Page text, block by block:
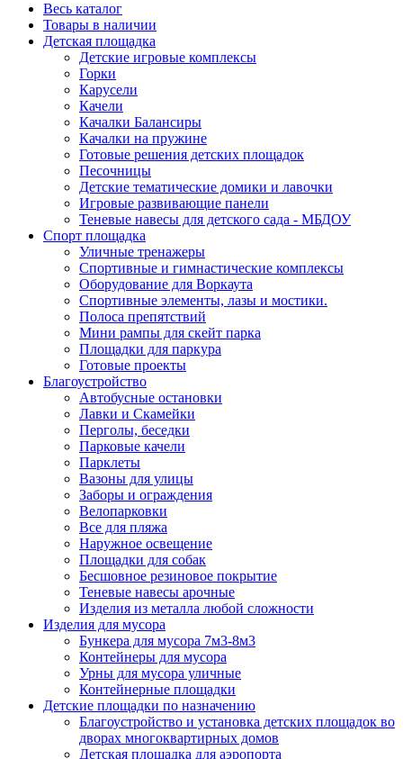
Весь каталог
Товары в наличии
Детская площадка
Детские игровые комплексы
Горки
Карусели
Качели
Качалки Балансиры
Качалки на пружине
Готовые решения детских площадок
Песочницы
Детские тематические домики и лавочки
Игровые развивающие панели
Теневые навесы для детского сада - МБДОУ
Спорт площадка
Уличные тренажеры
Спортивные и гимнастические комплексы
Оборудование для Воркаута
Спортивные элементы, лазы и мостики.
Полоса препятствий
Мини рампы для скейт парка
Площадки для паркура
Готовые проекты
Благоустройство
Автобусные остановки
Лавки и Скамейки
Перголы, беседки
Парковые качели
Парклеты
Вазоны для улицы
Заборы и ограждения
Велопарковки
Все для пляжа
Наружное освещение
Площадки для собак
Бесшовное резиновое покрытие
Теневые навесы арочные
Изделия из металла любой сложности
Изделия для мусора
Бункера для мусора 7м3-8м3
Контейнеры для мусора
Урны для мусора уличные
Контейнерные площадки
Детские площадки по назначению
Благоустройство и установка детских площадок во
дворах многоквартирных домов
Детская площадка для аэропорта